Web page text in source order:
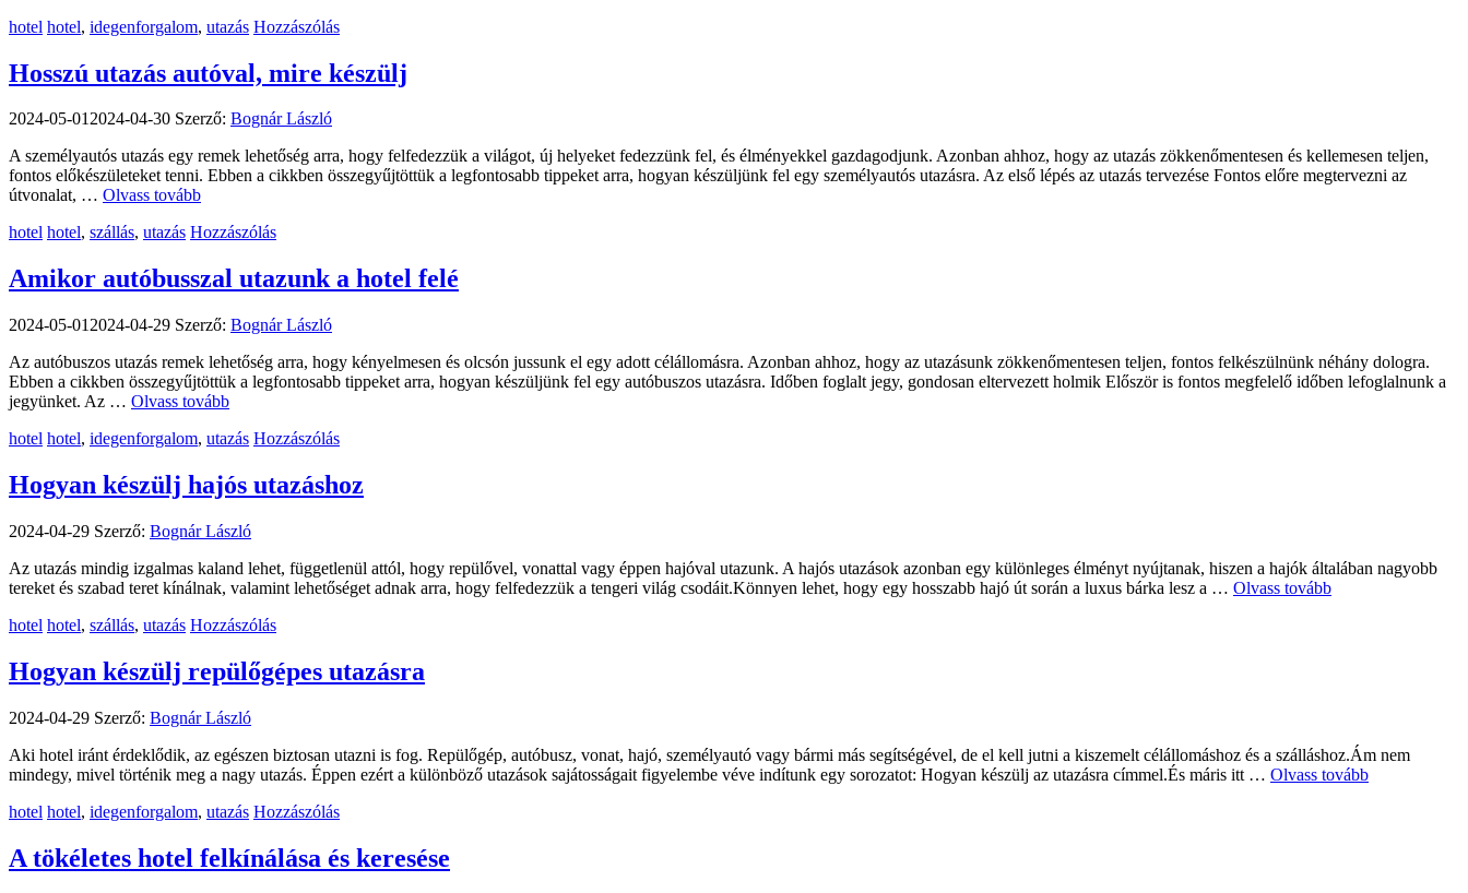
Kategória
hotel Címkék
hotel, idegenforgalom, utazás Hozzászólás
Hosszú utazás autóval, mire készülj
2024-05-012024-04-30 Szerző: Bognár László
A személyautós utazás egy remek lehetőség arra, hogy felfedezzük a világot, új helyeket fedezzünk fel, és élményekkel gazdagodjunk. Azonban ahhoz, hogy az utazás zökkenőmentesen és kellemesen teljen,
fontos előkészületeket tenni. Ebben a cikkben összegyűjtöttük a legfontosabb tippeket arra, hogyan készüljünk fel egy személyautós utazásra. Az első lépés az utazás tervezése Fontos előre megtervezni az
útvonalat, … Olvass tovább
Kategória
hotel Címkék
hotel, szállás, utazás Hozzászólás
Amikor autóbusszal utazunk a hotel felé
2024-05-01 2024-04-29 Szerző: Bognár László
Az autóbuszos utazás remek lehetőség arra, hogy kényelmesen és olcsón jussunk el egy adott célállomásra. Azonban ahhoz, hogy az utazásunk zökkenőmentesen teljen, fontos felkészülnünk néhány dologra.
Ebben a cikkben összegyűjtöttük a legfontosabb tippeket arra, hogyan készüljünk fel egy autóbuszos utazásra. Időben foglalt jegy, gondosan eltervezett holmik Először is fontos megfelelő időben lefoglalnunk a
jegyünket. Az … Olvass tovább
Kategória
hotel Címkék
hotel, idegenforgalom, utazás Hozzászólás
Hogyan készülj hajós utazáshoz
2024-04-29 Szerző: Bognár László
Az utazás mindig izgalmas kaland lehet, függetlenül attól, hogy repülővel, vonattal vagy éppen hajóval utazunk. A hajós utazások azonban egy különleges élményt nyújtanak, hiszen a hajók általában nagyobb
tereket és szabad teret kínálnak, valamint lehetőséget adnak arra, hogy felfedezzük a tengeri világ csodáit.Könnyen lehet, hogy egy hosszabb hajó út során a luxus bárka lesz a … Olvass tovább
Kategória
hotel Címkék
hotel, szállás, utazás Hozzászólás
Hogyan készülj repülőgépes utazásra
2024-04-29 Szerző: Bognár László
Aki hotel iránt érdeklődik, az egészen biztosan utazni is fog. Repülőgép, autóbusz, vonat, hajó, személyautó vagy bármi más segítségével, de el kell jutni a kiszemelt célállomáshoz és a szálláshoz.Ám nem
mindegy, mivel történik meg a nagy utazás. Éppen ezért a különböző utazások sajátosságait figyelembe véve indítunk egy sorozatot: Hogyan készülj az utazásra címmel.És máris itt … Olvass tovább
Kategória
hotel Címkék
hotel, idegenforgalom, utazás Hozzászólás
A tökéletes hotel felkínálása és keresése